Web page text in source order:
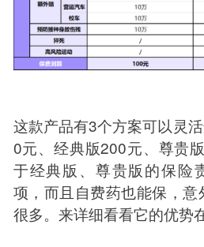
这款产品有3个方案可以灵
0元、经典版200元、尊贵
于经典版、尊贵版的保险
项，而且自费药也能保，
很多。来详细看看它的优势